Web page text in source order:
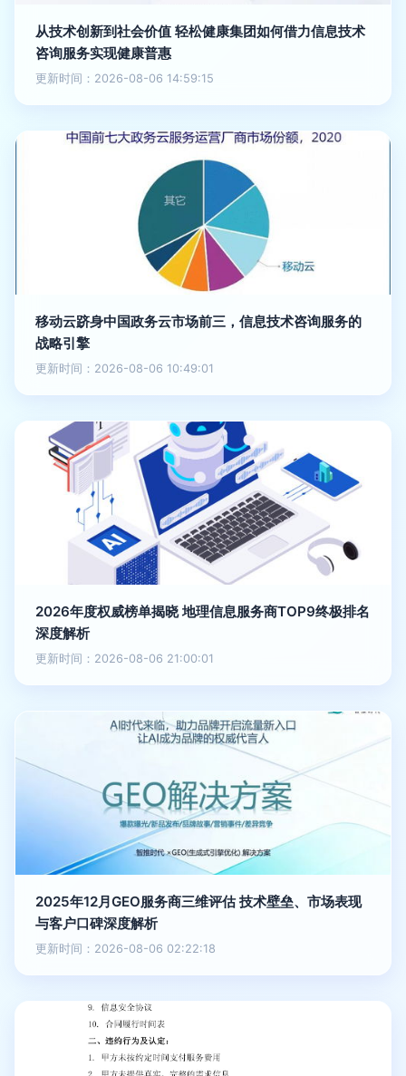
从技术创新到社会价值 轻松健康集团如何借力信息技术
咨询服务实现健康普惠
更新时间：2026-08-06 14:59:15
移动云跻身中国政务云市场前三，信息技术咨询服务的
战略引擎
更新时间：2026-08-06 10:49:01
2026年度权威榜单揭晓 地理信息服务商TOP9终极排名
深度解析
更新时间：2026-08-06 21:00:01
2025年12月GEO服务商三维评估 技术壁垒、市场表现
与客户口碑深度解析
更新时间：2026-08-06 02:22:18